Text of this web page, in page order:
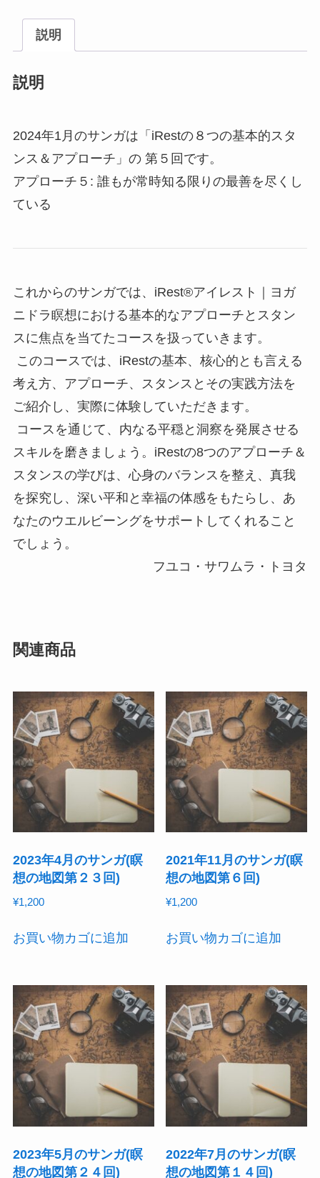
の
ガ
の
８
つ
の
本
ス
タ
ン
ス
＆
ア
プ
ロ
ー
チ
第
５
説明
説明
2024年1月のサンガは「iRestの８つの基本的スタ
ンス＆アプローチ」の 第５回です。
アプローチ５: 誰もが常時知る限りの最善を尽くし
ている
これからのサンガでは、iRest®アイレスト｜ヨガ
ニドラ瞑想における基本的なアプローチとスタン
スに焦点を当てたコースを扱っていきます。
このコースでは、iRestの基本、核心的とも言える
考え方、アプローチ、スタンスとその実践方法を
ご紹介し、実際に体験していただきます。
コースを通じて、内なる平穏と洞察を発展させる
スキルを磨きましょう。iRestの8つのアプローチ＆
スタンスの学びは、心身のバランスを整え、真我
を探究し、深い平和と幸福の体感をもたらし、あ
なたのウエルビーングをサポートしてくれること
でしょう。
フユコ・サワムラ・トヨタ
関連商品
2023年4月のサンガ(瞑
想の地図第２３回)
¥1,200
お買い物カゴに追加
2021年11月のサンガ(瞑
想の地図第６回)
¥1,200
お買い物カゴに追加
2023年5月のサンガ(瞑
想の地図第２４回)
2022年7月のサンガ(瞑
想の地図第１４回)